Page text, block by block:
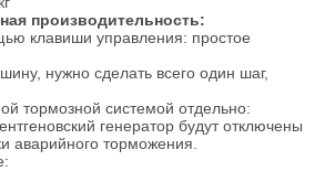
производительность:
клавиши управления: простое
нужно сделать всего один шаг,
тормозной системой отдельно:
генератор будут отключены
аварийного торможения.